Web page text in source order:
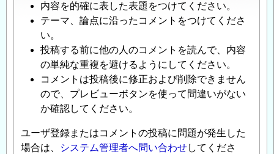
内容を的確に表した表題をつけてください。
テーマ、論点に沿ったコメントをつけてくださ
い。
投稿する前に他の人のコメントを読んで、内容
の単純な重複を避けるようにしてください。
コメントは投稿後に修正および削除できません
ので、プレビューボタンを使って間違いがない
か確認してください。
ユーザ登録またはコメントの投稿に問題が発生した
場合は、
システム管理者へ問い合わせしてくださ